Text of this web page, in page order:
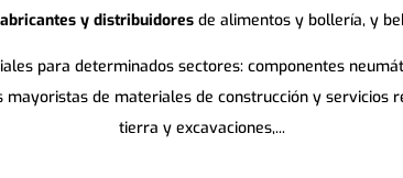
y distribuidoresde alimentos y bollería, y
para determinados sectores: componentes
de materiales de construcción y servicios
tierra y excavaciones,...